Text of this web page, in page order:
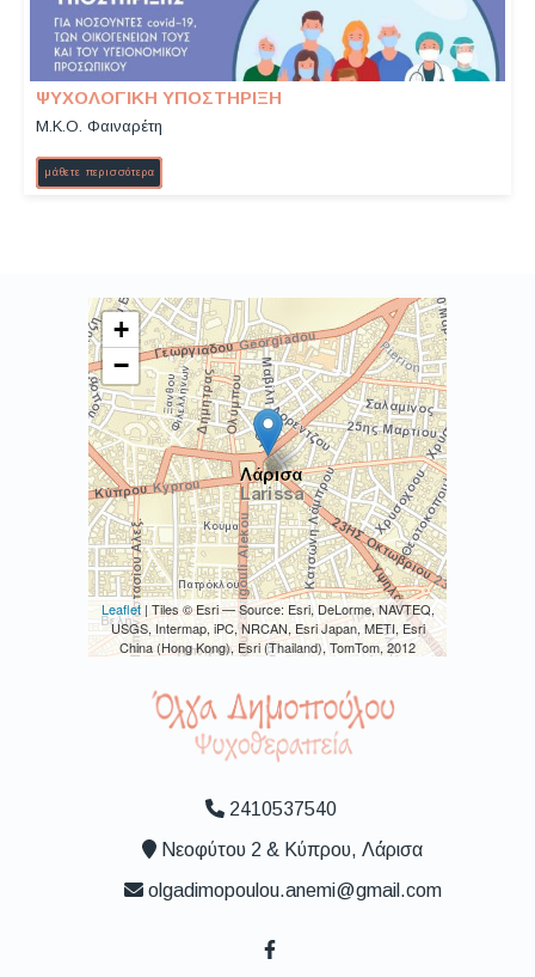
ΨΥΧΟΛΟΓΙΚΗ ΥΠΟΣΤΗΡΙΞΗ
Μ.Κ.Ο. Φαιναρέτη
μάθετε περισσότερα
+
−
Leaflet| Tiles © Esri — Source: Esri, DeLorme, NAVTEQ,
USGS, Intermap, iPC, NRCAN, Esri Japan, METI, Esri
China (Hong Kong), Esri (Thailand), TomTom, 2012
2410537540
Νεοφύτου 2 & Κύπρου, Λάρισα
olgadimopoulou.anemi@gmail.com